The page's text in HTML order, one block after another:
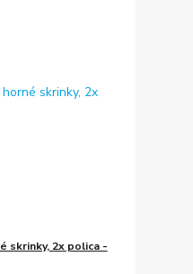
skrinky, 2x polica -